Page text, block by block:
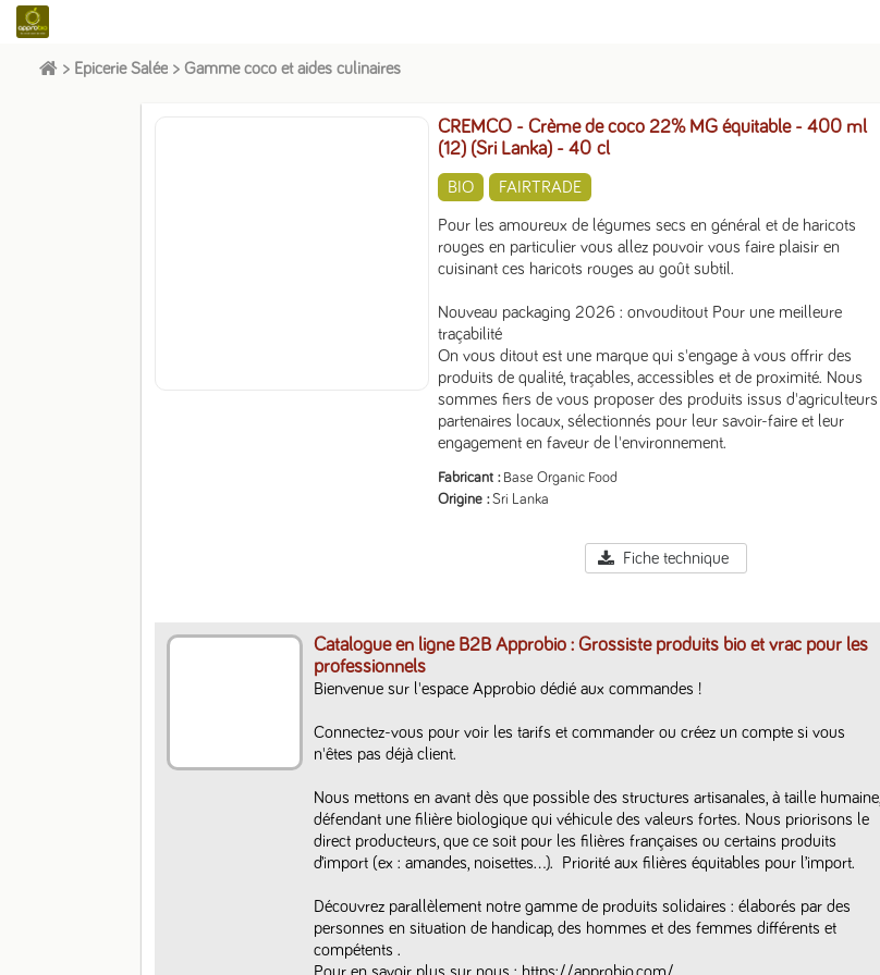
> Epicerie Salée > Gamme coco et aides culinaires
CREMCO - Crème de coco 22% MG équitable - 400 ml
(12) (Sri Lanka) - 40 cl
BIO FAIRTRADE
Pour les amoureux de légumes secs en général et de haricots
rouges en particulier vous allez pouvoir vous faire plaisir en
cuisinant ces haricots rouges au goût subtil.
Nouveau packaging 2026 : onvouditout Pour une meilleure
traçabilité
On vous ditout est une marque qui s'engage à vous offrir des
produits de qualité, traçables, accessibles et de proximité. Nous
sommes fiers de vous proposer des produits issus d'agriculteurs
partenaires locaux, sélectionnés pour leur savoir-faire et leur
engagement en faveur de l'environnement.
Fabricant
Base Organic Food
Origine
Sri Lanka
Fiche technique
Catalogue en ligne B2B Approbio : Grossiste produits bio et vrac pour les
professionnels
Bienvenue sur l'espace Approbio dédié aux commandes !
Connectez-vous pour voir les tarifs et commander ou créez un compte si vous
n'êtes pas déjà client.
Nous mettons en avant dès que possible des structures artisanales, à taille humaine,
défendant une filière biologique qui véhicule des valeurs fortes. Nous priorisons le
direct producteurs, que ce soit pour les filières françaises ou certains produits
d’import (ex : amandes, noisettes…).  Priorité aux filières équitables pour l’import.
Découvrez parallèlement notre gamme de produits solidaires : élaborés par des
personnes en situation de handicap, des hommes et des femmes différents et
compétents .